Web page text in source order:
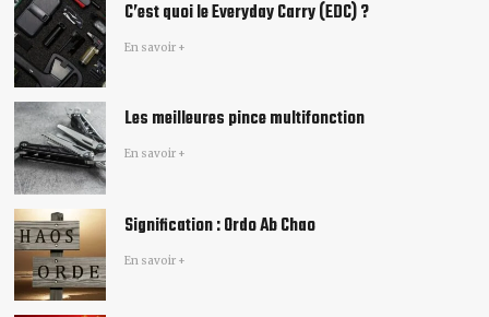
C’est quoi le Everyday Carry (EDC) ?
En savoir +
Les meilleures pince multifonction
En savoir +
Signification : Ordo Ab Chao​
En savoir +